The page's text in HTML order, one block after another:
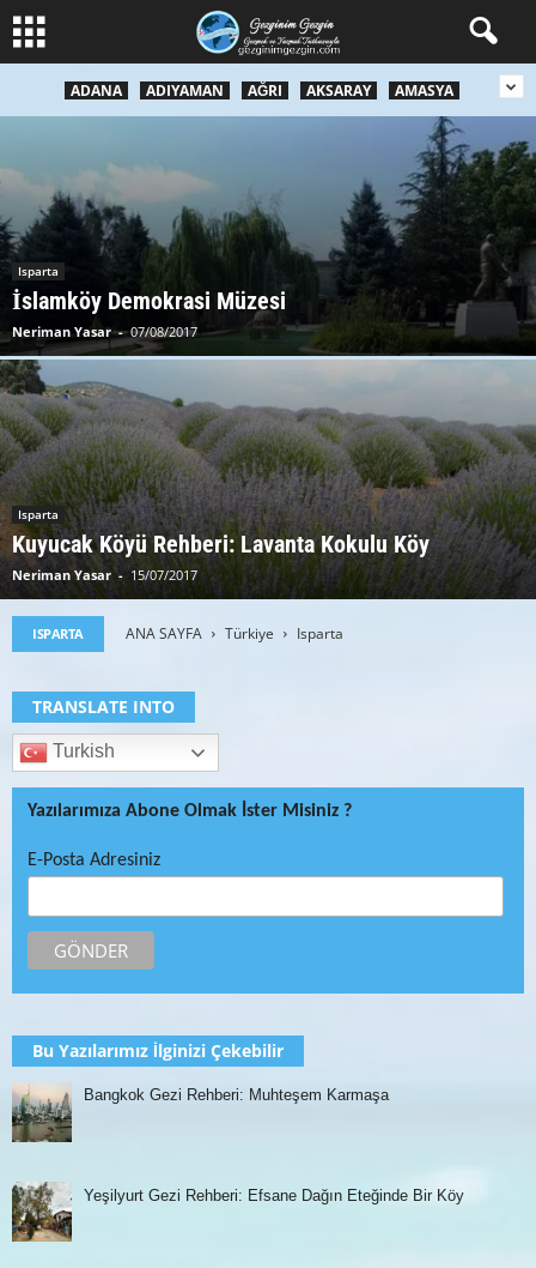
ADANA ADIYAMAN AĞRI AKSARAY AMASYA
Isparta
İslamköy Demokrasi Müzesi
Neriman Yasar - 07/08/2017
Isparta
Kuyucak Köyü Rehberi: Lavanta Kokulu Köy
Neriman Yasar - 15/07/2017
ISPARTA ANA SAYFA Türkiye Isparta
TRANSLATE INTO
Turkish
Yazılarımıza Abone Olmak İster Misiniz ?
E-Posta Adresiniz
Bu Yazılarımız İlginizi Çekebilir
Bangkok Gezi Rehberi: Muhteşem Karmaşa
Yeşilyurt Gezi Rehberi: Efsane Dağın Eteğinde Bir Köy